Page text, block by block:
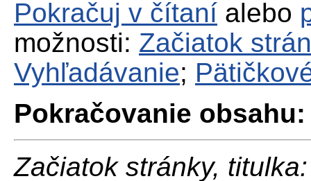
Pokračuj v čítaní alebo
možnosti: Začiatok
Vyhľadávanie;
Pokračovanie obsahu:
Začiatok stránky, titulka: